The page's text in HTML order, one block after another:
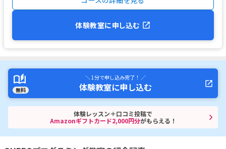
体験教室に申し込む
無料
＼ 1分で申し込み完了！ ／
体験教室に申し込む
体験レッスン＋口コミ投稿で
Amazonギフトカード2,000円分がもらえる！